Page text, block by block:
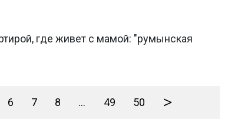
где живет с мамой: "румынская
6 7 8 ... 49 50 >